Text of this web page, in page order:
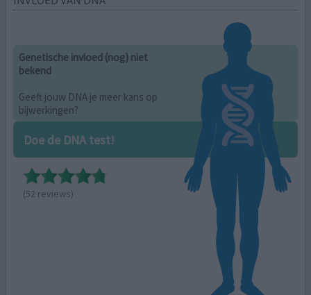
Genetische invloed (nog) niet
bekend
Geeft jouw DNA je meer kans op
bijwerkingen?
Doe de DNA test!
(52 reviews)